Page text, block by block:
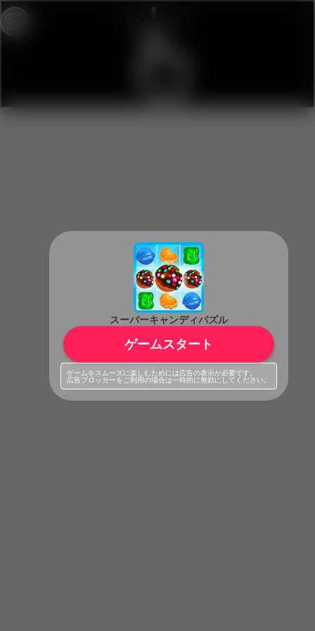
スーパーキャンディパズル
ゲームスタート
ゲームをスムーズに楽しむためには広告の表示が必要です。
広告ブロッカーをご利用の場合は一時的に無効にしてください。